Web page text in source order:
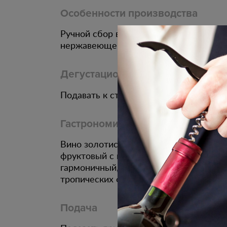
Особенности производства
Ручной сбор винограда. Ферментация
нержавеющей стали.
Дегустационные характеристики
Подавать к стейку из рыбы,
Гастрономическое сочетание
Вино золотисто-жёлтого цвета.
фруктовый с нотами полевых цветов и
гармоничный, полный, бодрящий.
тропических фруктов и медовыми
Подача